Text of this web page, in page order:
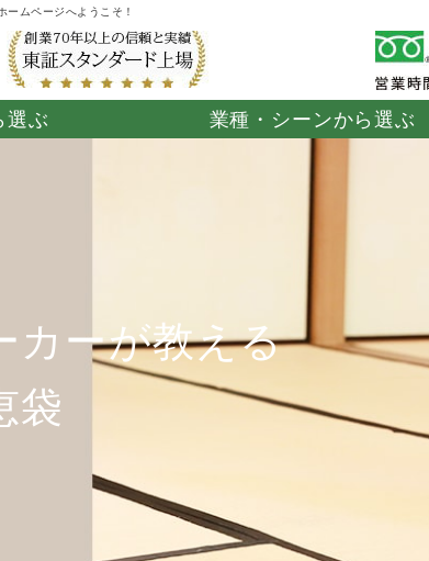
ムページへようこそ！
選ぶ
ダンタイルカー
高床式ユニット畳
「望（のぞみ）
業種・シーンから選ぶ
カーが教える
袋